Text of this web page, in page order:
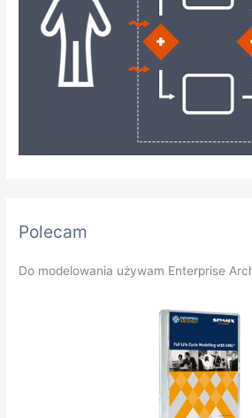
Polecam
Do modelowania używam Enterprise